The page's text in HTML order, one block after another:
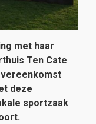
met haar
Ten Cate
deze
sportzaak